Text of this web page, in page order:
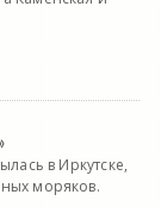
в Иркутске,
моряков.